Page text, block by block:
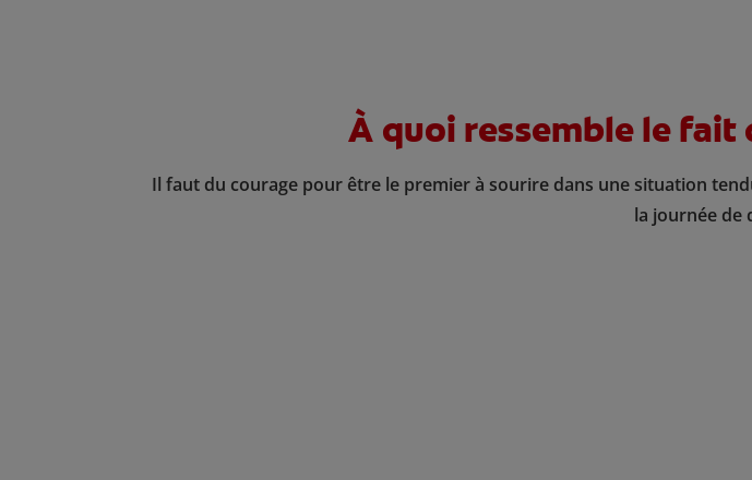
À quoi ressemble le fait
Il faut du courage pour être le premier à sourire dans une situation
la journée de